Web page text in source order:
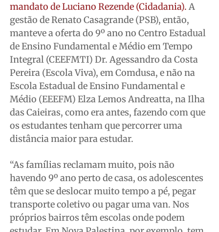
mandato de Luciano Rezende (Cidadania). A
gestão de Renato Casagrande (PSB), então,
manteve a oferta do 9º ano no Centro Estadual
de Ensino Fundamental e Médio em Tempo
Integral (CEEFMTI) Dr. Agessandro da Costa
Pereira (Escola Viva), em Comdusa, e não na
Escola Estadual de Ensino Fundamental e
Médio (EEEFM) Elza Lemos Andreatta, na Ilha
das Caieiras, como era antes, fazendo com que
os estudantes tenham que percorrer uma
distância maior para estudar.
“As famílias reclamam muito, pois não
havendo 9º ano perto de casa, os adolescentes
têm que se deslocar muito tempo a pé, pegar
transporte coletivo ou pagar uma van. Nos
próprios bairros têm escolas onde podem